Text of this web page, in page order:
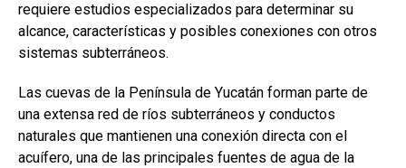
requiere estudios especializados para determinar su
alcance, características y posibles conexiones con otros
sistemas subterráneos.
Las cuevas de la Península de Yucatán forman parte de
una extensa red de ríos subterráneos y conductos
naturales que mantienen una conexión directa con el
acuífero, una de las principales fuentes de agua de la